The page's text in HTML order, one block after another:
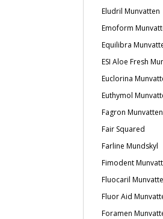
Eludril Munvatten
Emoform
Equilibra
ESI Aloe Fresh
Euclorina
Euthymol
Fagron Munvatten
Fair Squared
Farline Mundskyl
Fimodent
Fluocaril
Fluor Aid
Foramen